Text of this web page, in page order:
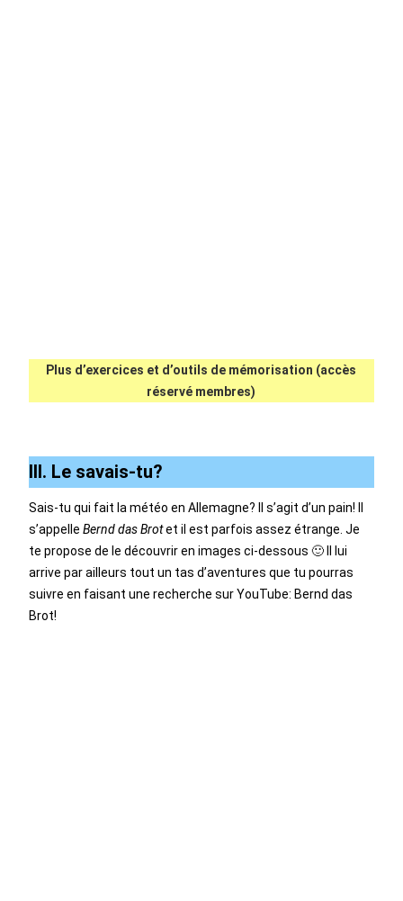
Plus d’exercices et d’outils de mémorisation (accès
réservé membres)
III. Le savais-tu?
Sais-tu qui fait la météo en Allemagne? Il s’agit d’un pain! Il
s’appelle Bernd das Brotet il est parfois assez étrange. Je
te propose de le découvrir en images ci-dessous 🙂 Il lui
arrive par ailleurs tout un tas d’aventures que tu pourras
suivre en faisant une recherche sur YouTube: Bernd das
Brot!